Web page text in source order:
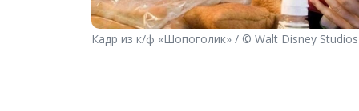
Кадр из к/ф «Шопоголик» / © Walt Disney